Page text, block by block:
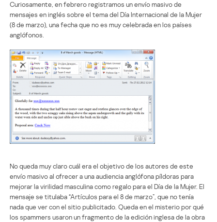
Curiosamente, en febrero registramos un envío masivo de
mensajes en inglés sobre el tema del Día Internacional de la Mujer
(8 de marzo), una fecha que no es muy celebrada en los países
anglófonos.
No queda muy claro cuál era el objetivo de los autores de este
envío masivo al ofrecer a una audiencia anglófona píldoras para
mejorar la virilidad masculina como regalo para el Día de la Mujer. El
mensaje se titulaba “Artículos para el 8 de marzo”, que no tenía
nada que ver con el sitio publicitado. Queda en el misterio por qué
los spammers usaron un fragmento de la edición inglesa de la obra